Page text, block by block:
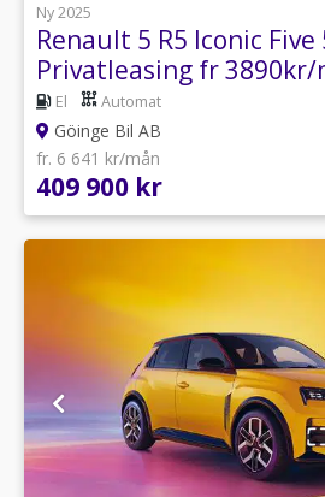
Ny 2025
Renault 5 R5 Iconic Five
Privatleasing fr 3890kr/
El Automat
Göinge Bil AB
fr. 6 641 kr/mån
409 900 kr